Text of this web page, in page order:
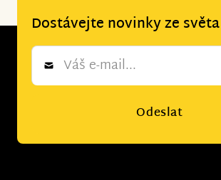
Dostávejte novinky ze
Newsletter
Odeslat